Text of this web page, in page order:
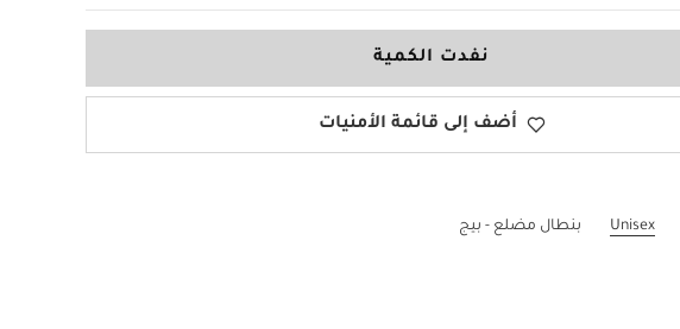
نفدت الكمية
أضف إلى قائمة الأمنيات
Unisex بنطال مضلع - بيج